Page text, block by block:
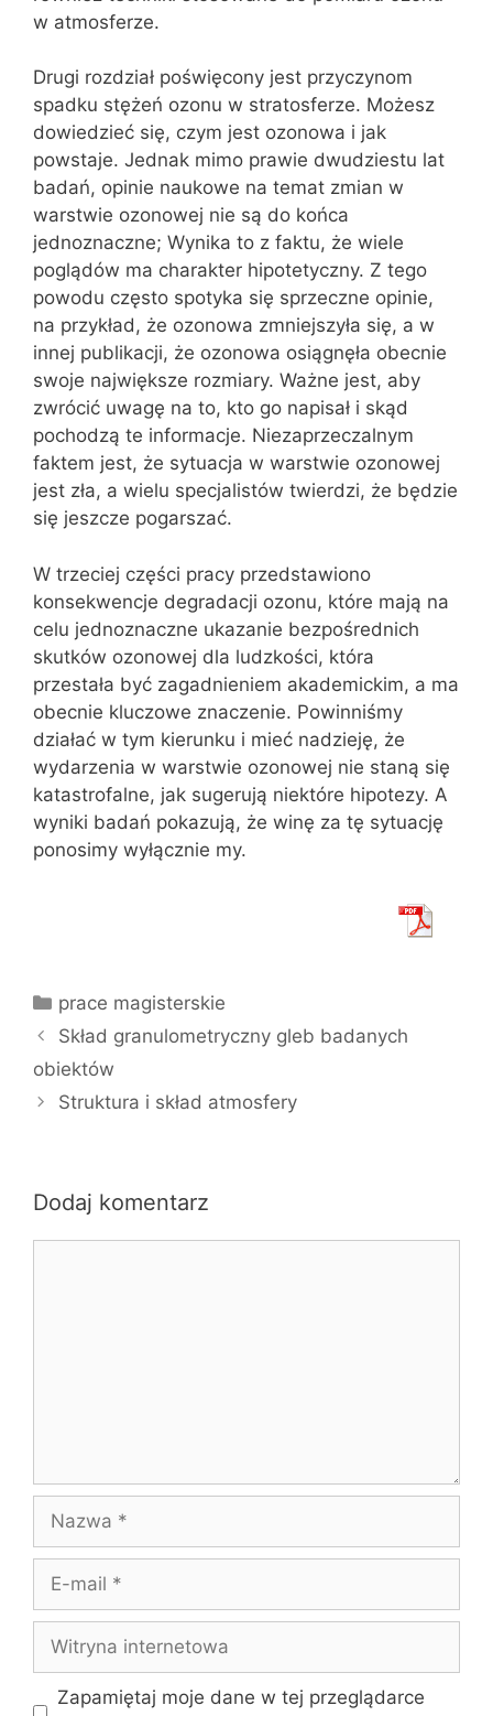
w atmosferze.
Drugi rozdział poświęcony jest przyczynom
spadku stężeń ozonu w stratosferze. Możesz
dowiedzieć się, czym jest ozonowa i jak
powstaje. Jednak mimo prawie dwudziestu lat
badań, opinie naukowe na temat zmian w
warstwie ozonowej nie są do końca
jednoznaczne; Wynika to z faktu, że wiele
poglądów ma charakter hipotetyczny. Z tego
powodu często spotyka się sprzeczne opinie,
na przykład, że ozonowa zmniejszyła się, a w
innej publikacji, że ozonowa osiągnęła obecnie
swoje największe rozmiary. Ważne jest, aby
zwrócić uwagę na to, kto go napisał i skąd
pochodzą te informacje. Niezaprzeczalnym
faktem jest, że sytuacja w warstwie ozonowej
jest zła, a wielu specjalistów twierdzi, że będzie
się jeszcze pogarszać.
W trzeciej części pracy przedstawiono
konsekwencje degradacji ozonu, które mają na
celu jednoznaczne ukazanie bezpośrednich
skutków ozonowej dla ludzkości, która
przestała być zagadnieniem akademickim, a ma
obecnie kluczowe znaczenie. Powinniśmy
działać w tym kierunku i mieć nadzieję, że
wydarzenia w warstwie ozonowej nie staną się
katastrofalne, jak sugerują niektóre hipotezy. A
wyniki badań pokazują, że winę za tę sytuację
ponosimy wyłącznie my.
Kategorie
prace magisterskie
Skład granulometryczny gleb badanych
obiektów
Struktura i skład atmosfery
Dodaj komentarz
Nazwa
Witryna
internetowa
Zapamiętaj moje dane w tej przeglądarce